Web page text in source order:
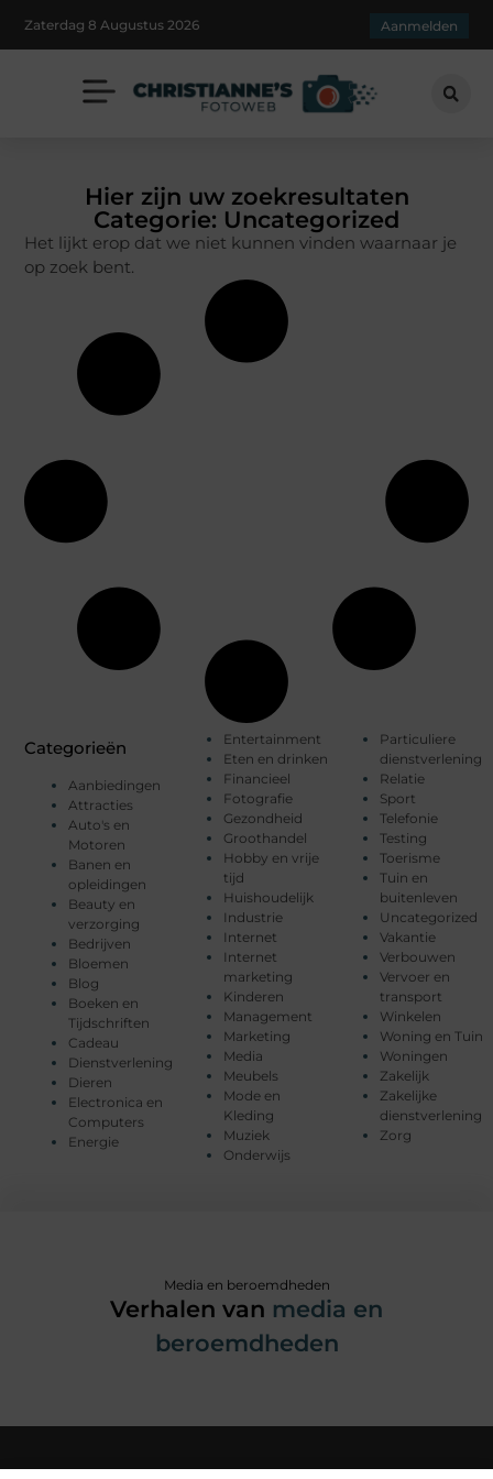
Zaterdag 8 Augustus 2026 Aanmelden
Hier zijn uw zoekresultaten
Categorie: Uncategorized
Het lijkt erop dat we niet kunnen vinden waarnaar je
op zoek bent.
Categorieën
Aanbiedingen
Attracties
Auto's en
Motoren
Banen en
opleidingen
Beauty en
verzorging
Bedrijven
Bloemen
Blog
Boeken en
Tijdschriften
Cadeau
Dienstverlening
Dieren
Electronica en
Computers
Energie
Entertainment
Eten en drinken
Financieel
Fotografie
Gezondheid
Groothandel
Hobby en vrije
tijd
Huishoudelijk
Industrie
Internet
Internet
marketing
Kinderen
Management
Marketing
Media
Meubels
Mode en
Kleding
Muziek
Onderwijs
Particuliere
dienstverlening
Relatie
Sport
Telefonie
Testing
Toerisme
Tuin en
buitenleven
Uncategorized
Vakantie
Verbouwen
Vervoer en
transport
Winkelen
Woning en Tuin
Woningen
Zakelijk
Zakelijke
dienstverlening
Zorg
Media en beroemdheden
Verhalen van media en
beroemdheden